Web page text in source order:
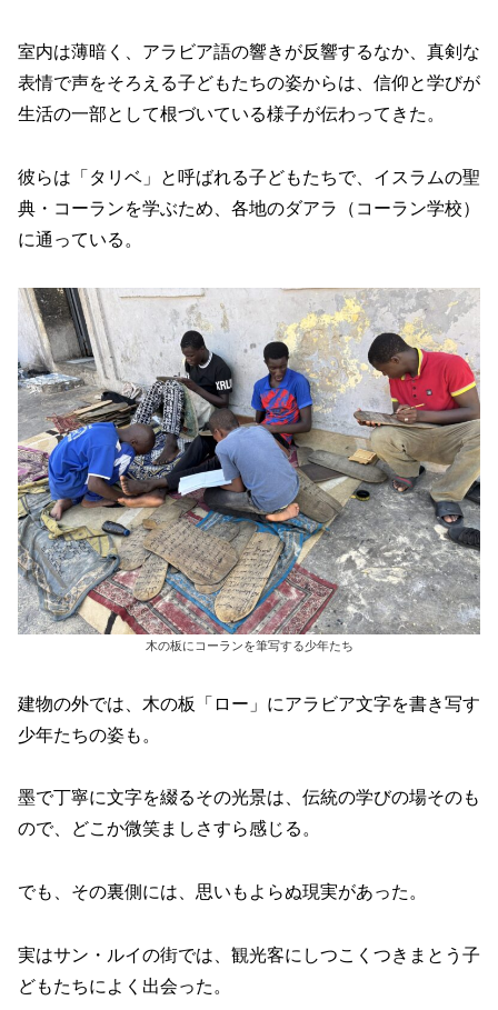
室内は薄暗く、アラビア語の響きが反響するなか、真剣な
表情で声をそろえる子どもたちの姿からは、信仰と学びが
生活の一部として根づいている様子が伝わってきた。
彼らは「タリベ」と呼ばれる子どもたちで、イスラムの聖
典・コーランを学ぶため、各地のダアラ（コーラン学校）
に通っている。
木の板にコーランを筆写する少年たち
建物の外では、木の板「ロー」にアラビア文字を書き写す
少年たちの姿も。
墨で丁寧に文字を綴るその光景は、伝統の学びの場そのも
ので、どこか微笑ましさすら感じる。
でも、その裏側には、思いもよらぬ現実があった。
実はサン・ルイの街では、観光客にしつこくつきまとう子
どもたちによく出会った。